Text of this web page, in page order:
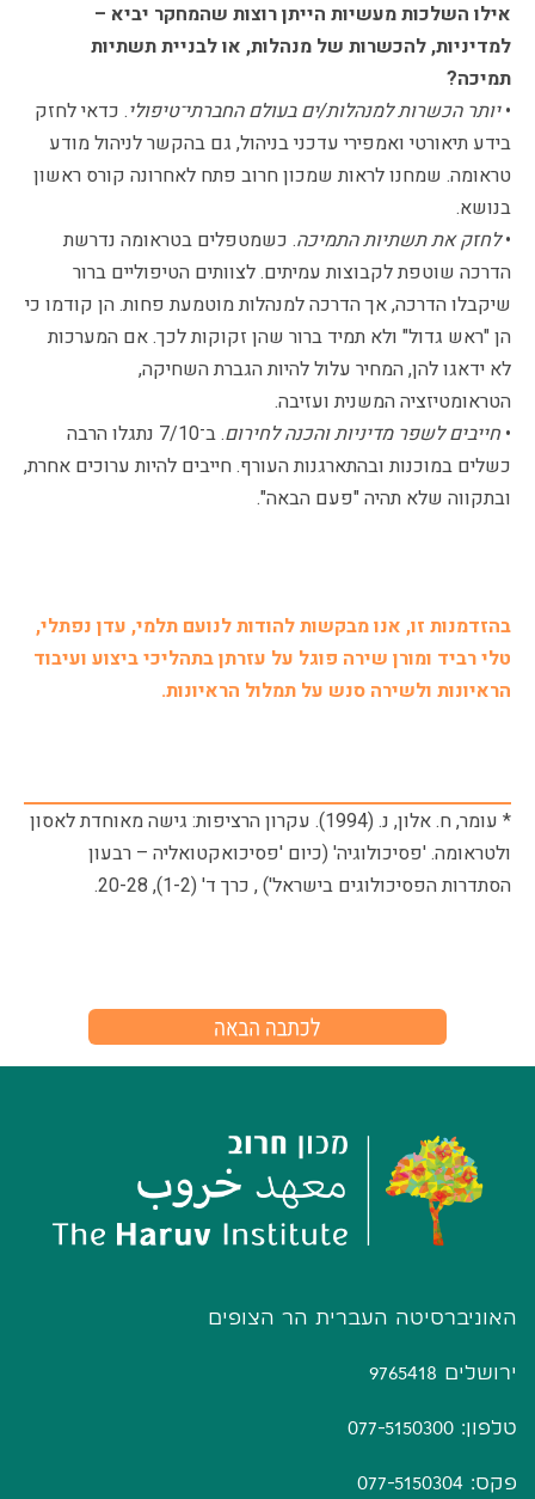
אילו השלכות מעשיות הייתן רוצות שהמחקר יביא –
למדיניות, להכשרות של מנהלות, או לבניית תשתיות
תמיכה?
•יותר הכשרות למנהלות/ים בעולם החברתי־טיפולי. כדאי לחזק
בידע תיאורטי ואמפירי עדכני בניהול, גם בהקשר לניהול מודע
טראומה. שמחנו לראות שמכון חרוב פתח לאחרונה קורס ראשון
בנושא.
•לחזק את תשתיות התמיכה. כשמטפלים בטראומה נדרשת
הדרכה שוטפת לקבוצות עמיתים. לצוותים הטיפוליים ברור
שיקבלו הדרכה, אך הדרכה למנהלות מוטמעת פחות. הן קודמו כי
הן "ראש גדול" ולא תמיד ברור שהן זקוקות לכך. אם המערכות
לא ידאגו להן, המחיר עלול להיות הגברת השחיקה,
הטראומטיזציה המשנית ועזיבה.
• חייבים לשפר מדיניות והכנה לחירום
. ב־7/10 נתגלו הרבה
כשלים במוכנות ובהתארגנות העורף. חייבים להיות ערוכים אחרת,
ובתקווה שלא תהיה "פעם הבאה".
בהזדמנות זו, אנו מבקשות להודות לנועם תלמי, עדן נפתלי,
טלי רביד ומורן שירה פוגל על עזרתן בתהליכי ביצוע ועיבוד
הראיונות ולשירה סנש על תמלול הראיונות.
* עומר, ח. אלון, נ. (1994). עקרון הרציפות: גישה מאוחדת לאסון
ולטראומה. 'פסיכולוגיה' (כיום 'פסיכואקטואליה – רבעון
הסתדרות הפסיכולוגים בישראל') , כרך ד' (1-2), 20-28.
האוניברסיטה העברית הר הצופים
ירושלים 9765418
טלפון: 077-5150300
פקס: 077-5150304